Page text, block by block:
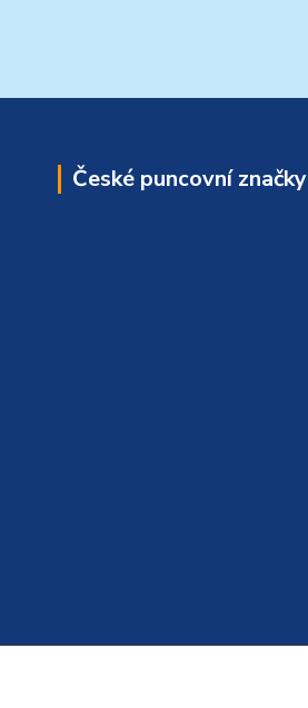
České puncovní značky